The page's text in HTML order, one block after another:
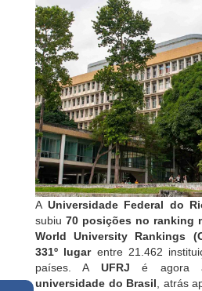
A Universidade Federal do
subiu 70 posições no ranking
World University Rankings
331º lugarentre 21.462
países. A UFRJ é agora
universidade do Brasil , atrás